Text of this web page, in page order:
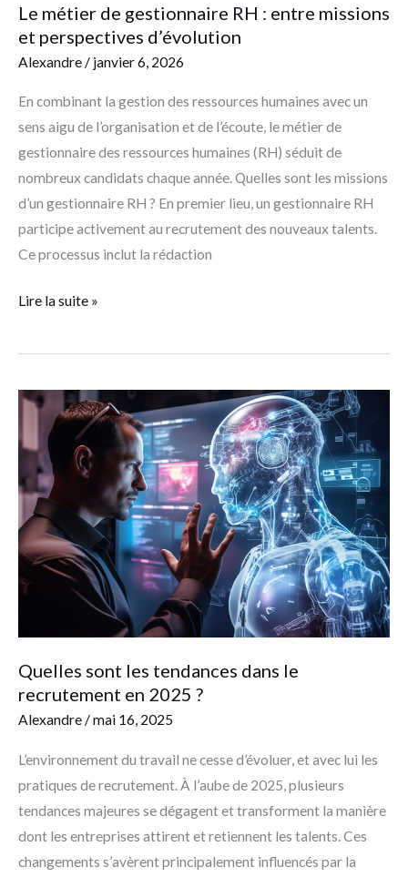
Le métier de gestionnaire RH : entre missions
et perspectives d’évolution
Alexandre/ janvier 6, 2026
En combinant la gestion des ressources humaines avec un
sens aigu de l’organisation et de l’écoute, le métier de
gestionnaire des ressources humaines (RH) séduit de
nombreux candidats chaque année. Quelles sont les missions
d’un gestionnaire RH ? En premier lieu, un gestionnaire RH
participe activement au recrutement des nouveaux talents.
Ce processus inclut la rédaction
Lire la suite »
Quelles sont les tendances dans le
recrutement en 2025 ?
Alexandre/mai 16, 2025
L’environnement du travail ne cesse d’évoluer, et avec lui les
pratiques de recrutement. À l’aube de 2025, plusieurs
tendances majeures se dégagent et transforment la manière
dont les entreprises attirent et retiennent les talents. Ces
changements s’avèrent principalement influencés par la
Quelles
les
tendances
dans
le
recrutement
en